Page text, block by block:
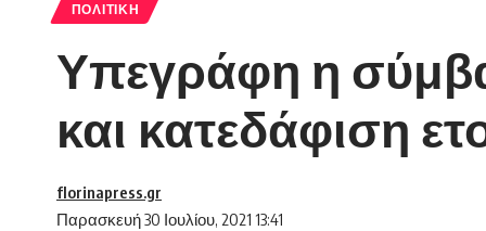
ΠΟΛΙΤΙΚΉ
Υπεγράφη η
και κατεδάφιση
Παρασκευή 30 Ιουλίου, 2021 13:41
florinapress.gr